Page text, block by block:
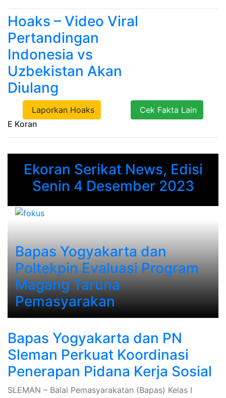
Hoaks – Video Viral
Pertandingan
Indonesia vs
Uzbekistan Akan
Diulang
Laporkan Hoaks
Cek Fakta Lain
E Koran
Ekoran Serikat News, Edisi
Senin 4 Desember 2023
Previous
Bapas Yogyakarta dan
Poltekpin Evaluasi Program
Magang Taruna
Pemasyarakan
Bapas Yogyakarta dan PN
Sleman Perkuat Koordinasi
Penerapan Pidana Kerja Sosial
SLEMAN – Balai Pemasyarakatan (Bapas) Kelas I